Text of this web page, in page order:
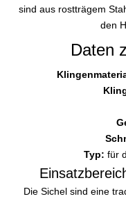
sind aus rostträgem
den
Daten
Typ: für
Die Sichel sind eine